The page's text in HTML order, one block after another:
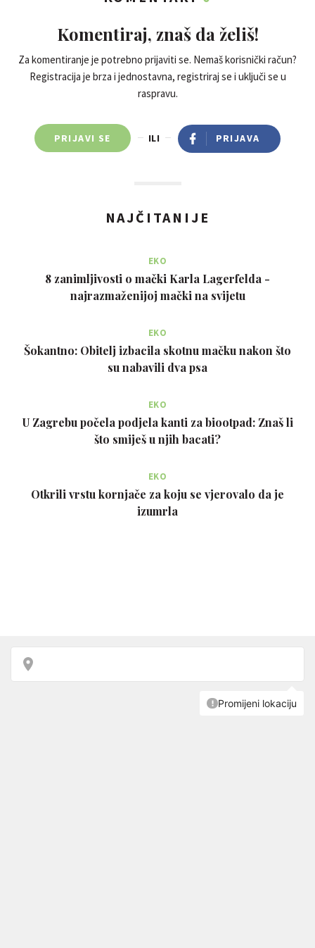
Komentiraj, znaš da želiš!
Za komentiranje je potrebno prijaviti se. Nemaš korisnički račun?
Registracija je brza i jednostavna, registriraj se i uključi se u
raspravu.
PRIJAVI SE ILI PRIJAVA
NAJČITANIJE
EKO
8 zanimljivosti o mački Karla Lagerfelda -
najrazmaženijoj mački na svijetu
EKO
Šokantno: Obitelj izbacila skotnu mačku nakon što
su nabavili dva psa
EKO
U Zagrebu počela podjela kanti za biootpad: Znaš li
što smiješ u njih bacati?
EKO
Otkrili vrstu kornjače za koju se vjerovalo da je
izumrla